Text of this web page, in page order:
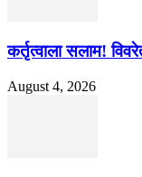
कर्तृत्वाला सलाम!
August 4, 2026